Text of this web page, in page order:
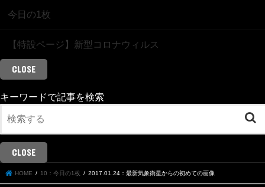
今日の1枚
【特設ページ】新型コロナウィルス
CLOSE
キーワードで記事を検索
CLOSE
HOME 10：今日の1枚 2017.01.24：最新気象衛星からの初めての画像